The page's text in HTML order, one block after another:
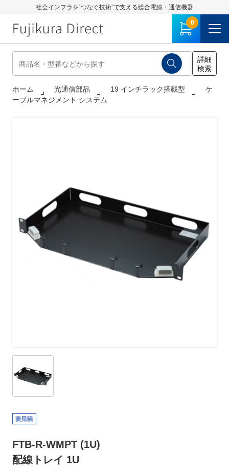
社会インフラを“つなぐ技術”で支える総合電線・通信機器
0
ホーム 光通信部品 19 インチラック搭載型
ケ
ーブルマネジメント システム
FTB-R-WMPT (1U)
配線トレイ 1U